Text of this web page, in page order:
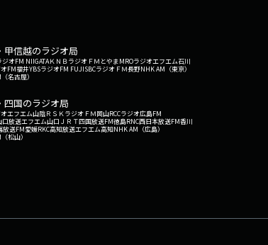
甲信越のラジオ局
ジオFM NIIGATAＫＮＢラジオ ＦＭとやまMROラジオエフエム石川
FM福井YBSラジオFM FUJISBCラジオ ＦＭ長野NHK AM（東京）
名古屋）
四国のラジオ局
エフエム山陰ＲＳＫラジオ ＦＭ岡山RCCラジオ広島FM
口放送エフエム山口 ＪＲＴ四国放送FM徳島RNC西日本放送FM香川
放送FM愛媛RKC高知放送エフエム高知NHK AM（広島）
松山）